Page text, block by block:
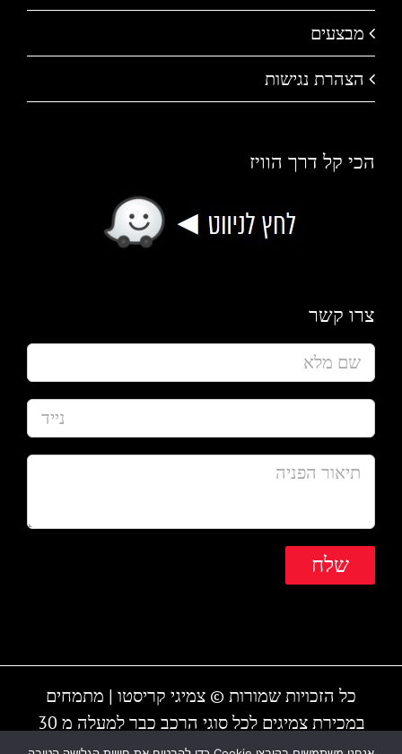
מבצעים
הצהרת נגישות
הכי קל דרך הוויז
צרו קשר
כל הזכויות שמורות © צמיגי קריסטו | מתמחים
במכירת צמיגים לכל סוגי הרכב כבר למעלה מ 30
שנה | המקום עובד גם בשבת | חייגו - 1-700-700-